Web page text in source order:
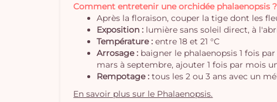
Comment entretenir une orchidée phalaenopsis ?
Après la floraison, couper la tige dont les
Exposition : lumière sans soleil direct, à
Température : entre 18 et 21 °C
Arrosage : baigner le phalaenopsis 1 fois
mars à septembre, ajouter 1 fois par mois
Rempotage : tous les 2 ou 3 ans avec un
En savoir plus sur le Phalaenopsis.